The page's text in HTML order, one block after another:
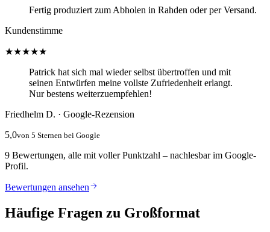
Fertig produziert zum Abholen in Rahden oder per Versand.
Kundenstimme
★★★★★
Patrick hat sich mal wieder selbst übertroffen und mit
seinen Entwürfen meine vollste Zufriedenheit erlangt.
Nur bestens weiterzuempfehlen!
Friedhelm D. · Google-Rezension
5,0von 5 Sternen bei Google
9 Bewertungen, alle mit voller Punktzahl – nachlesbar im Google-
Profil.
Bewertungen ansehen
Häufige Fragen zu Großformat